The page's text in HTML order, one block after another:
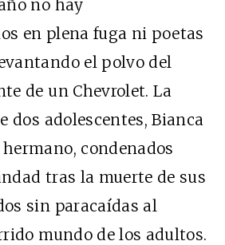
no hay
en plena fuga ni poetas
el polvo del
de un Chevrolet. La
dos adolescentes, Bianca
condenados
tras la muerte de sus
sin paracaídas al
mundo de los adultos.